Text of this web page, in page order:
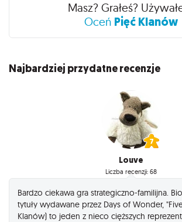
Masz? Grałeś?
Oceń Pięć Klanów
Najbardziej przydatne recenzje
Louve
Liczba recenzji: 68
Bardzo ciekawa gra strategiczno-familijna.
tytuły wydawane przez Days of Wonder,
Klanów) to jeden z nieco cięższych